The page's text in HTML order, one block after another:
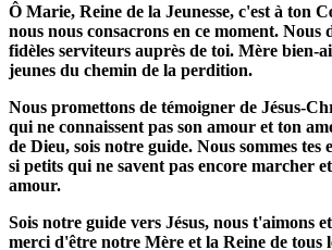
Ô Marie, Reine de la Jeunesse, c'est à ton
nous nous consacrons en ce moment. Nous
fidèles serviteurs auprès de toi. Mère bien-
jeunes du chemin de la perdition.
Nous promettons de témoigner de Jésus-
qui ne connaissent pas son amour et ton
de Dieu, sois notre guide. Nous sommes tes
si petits qui ne savent pas encore marcher
amour.
Sois notre guide vers Jésus, nous t'aimons
merci d'être notre Mère et la Reine de tous